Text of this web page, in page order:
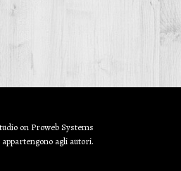
on ProwebSystems
agli autori.